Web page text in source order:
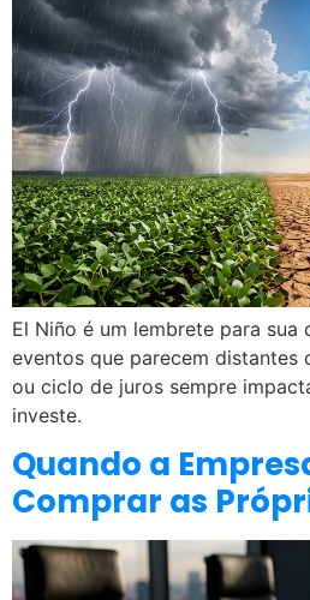
El Niño é um lembrete para sua
eventos que parecem distantes
ou ciclo de juros sempre
investe.
Quando a
Comprar as